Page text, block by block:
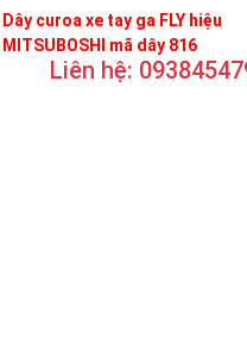
Dây curoa xe tay ga FLY hiệu
MITSUBOSHI mã dây 816
Liên hệ: